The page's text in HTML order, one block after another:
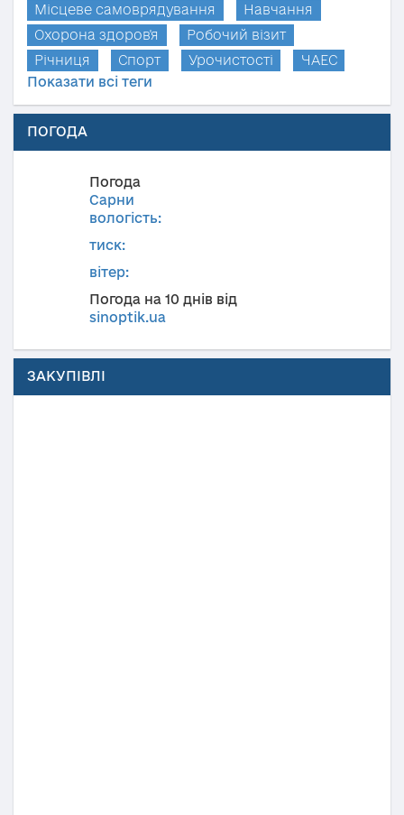
Місцеве самоврядування
Навчання
Охорона здоров'я
Робочий візит
Річниця
Спорт Урочистості
ЧАЕС
Показати всі теги
ПОГОДА
Погода
Сарни
вологість:
тиск:
вітер:
Погода на 10 днів від
sinoptik.ua
ЗАКУПІВЛІ